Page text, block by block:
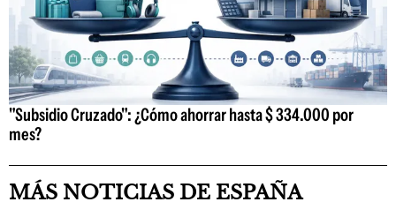
"Subsidio Cruzado": ¿Cómo ahorrar hasta $ 334.000 por
mes?
MÁS NOTICIAS DE ESPAÑA